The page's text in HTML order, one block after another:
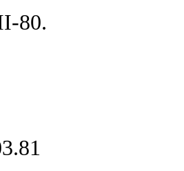
80.